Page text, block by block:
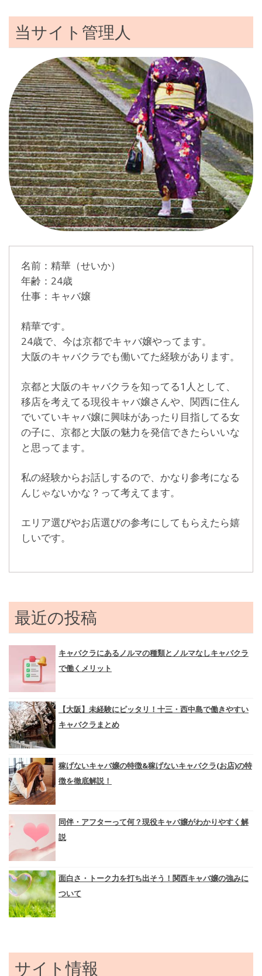
当サイト管理人
名前：精華（せいか）
年齢：24歳
仕事：キャバ嬢
精華です。
24歳で、今は京都でキャバ嬢やってます。
大阪のキャバクラでも働いてた経験があります。
京都と大阪のキャバクラを知ってる1人として、
移店を考えてる現役キャバ嬢さんや、関西に住ん
でいていキャバ嬢に興味があったり目指してる女
の子に、京都と大阪の魅力を発信できたらいいな
と思ってます。
私の経験からお話しするので、かなり参考になる
んじゃないかな？って考えてます。
エリア選びやお店選びの参考にしてもらえたら嬉
しいです。
最近の投稿
キャバクラにあるノルマの種類とノルマなしキャバクラ
で働くメリット
【大阪】未経験にピッタリ！十三・西中島で働きやすい
キャバクラまとめ
稼げないキャバ嬢の特徴&稼げないキャバクラ(お店)の特
徴を徹底解説！
同伴・アフターって何？現役キャバ嬢がわかりやすく解
説
面白さ・トーク力を打ち出そう！関西キャバ嬢の強みに
ついて
サイト情報